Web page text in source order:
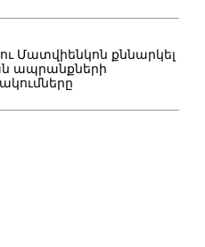
Մատվիենկոն քննարկել
ապրանքների